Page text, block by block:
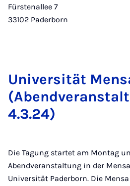
Fürstenallee 7
33102 Paderborn
Uni­ver­si­tät
4.3.24)
Die Tagung startet am Montag
Abendveranstaltung in der
Universität Paderborn. Die